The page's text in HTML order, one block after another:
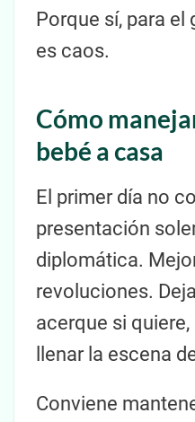
Porque sí, para
es caos.
Cómo
bebé a casa
El primer día no
presentación
diplomática.
revoluciones.
acerque si
llenar la escena
Conviene